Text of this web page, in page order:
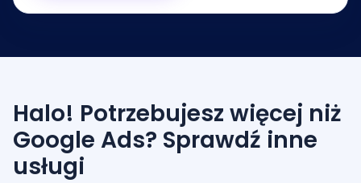
Halo! Potrzebujesz więcej niż
Google Ads? Sprawdź inne
usługi